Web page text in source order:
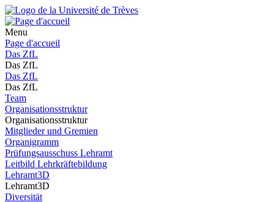
Menu
Page d'accueil
Das ZfL
Das ZfL
Das ZfL
Das ZfL
Team
Organisationsstruktur
Organisationsstruktur
Mitglieder und Gremien
Organigramm
Prüfungsausschuss Lehramt
Leitbild Lehrkräftebildung
Lehramt3D
Lehramt3D
Diversität